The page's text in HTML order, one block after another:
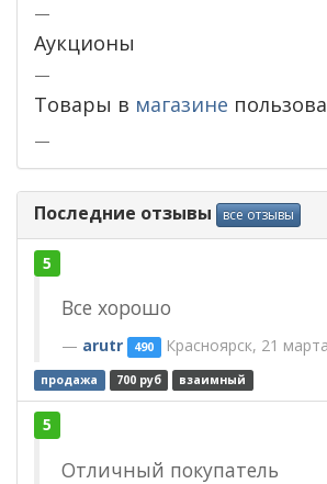
—
Аукционы
—
Товары в магазине
—
Последние отзывы все отзывы
5
Все хорошо
arutr 490 Красноярск, 21
продажа 700 руб взаимный
5
Отличный покупатель